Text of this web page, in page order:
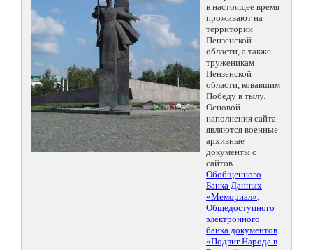
в настоящее время
проживают на
территории
Пензенской
области, а также
труженикам
Пензенской
области, ковавшим
Победу в тылу.
Основой
наполнения сайта
являются военные
архивные
документы с
сайтов
Обобщенного
Банка Данных
«Мемориал»,
Общедоступного
электронного
банка документов
«Подвиг Народа в